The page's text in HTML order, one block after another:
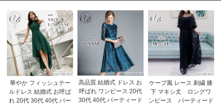
華やか フィッシュテー
ルドレス 結婚式 お呼ば
れ 20代 30代 40代 パー
高品質 結婚式 ドレス お
呼ばれ ワンピース 20代
30代 40代 パーティード
ケープ風 レース 刺繍 膝
下 マキシ丈 ロングワ
ンピース パーティード